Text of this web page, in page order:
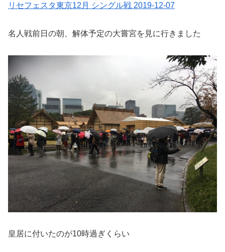
リセフェスタ東京12月 シングル戦 2019-12-07
名人戦前日の朝、解体予定の大嘗宮を見に行きました
皇居に付いたのが10時過ぎくらい